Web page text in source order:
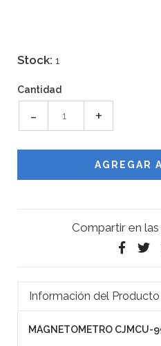
Stock: 1
Cantidad
- +
Compartir en
Información del Producto
MAGNETOMETRO CJMCU-